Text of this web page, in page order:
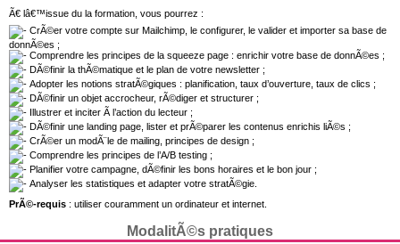
Ã€ lâ€™issue du la formation, vous pourrez :
CrÃ©er votre compte sur Mailchimp, le configurer, le valider et importer sa base de
donnÃ©es ;
Comprendre les principes de la squeeze page : enrichir votre base de donnÃ©es ;
DÃ©finir la thÃ©matique et le plan de votre newsletter ;
Adopter les notions stratÃ©giques : planification, taux d’ouverture, taux de clics ;
DÃ©finir un objet accrocheur, rÃ©diger et structurer ;
Illustrer et inciter Ã l’action du lecteur ;
DÃ©finir une landing page, lister et prÃ©parer les contenus enrichis liÃ©s ;
CrÃ©er un modÃ¨le de mailing, principes de design ;
Comprendre les principes de l’A/B testing ;
Planifier votre campagne, dÃ©finir les bons horaires et le bon jour ;
Analyser les statistiques et adapter votre stratÃ©gie.
PrÃ©-requis : utiliser couramment un ordinateur et internet.
ModalitÃ©s pratiques